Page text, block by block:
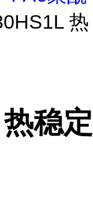
热
稳定